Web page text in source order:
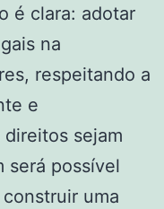
é clara: adotar
na
respeitando a
e
sejam
será possível
uma